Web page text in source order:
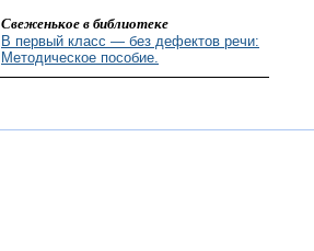
Свеженькое в библиотеке
В первый класс — без дефектов речи:
Методическое пособие.